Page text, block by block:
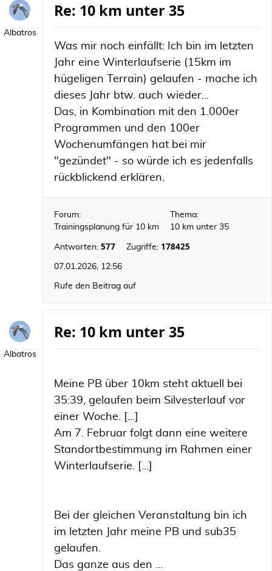
Albatros
Re: 10 km unter 35
Was mir noch einfällt: Ich bin im letzten
Jahr eine Winterlaufserie (15km im
hügeligen Terrain) gelaufen - mache ich
dieses Jahr btw. auch wieder...
Das, in Kombination mit den 1.000er
Programmen und den 100er
Wochenumfängen hat bei mir
"gezündet" - so würde ich es jedenfalls
rückblickend erklären.
Forum:
Trainingsplanung für 10 km
Thema:
10 km unter 35
Antworten: 577 Zugriffe: 178425
07.01.2026, 12:56
Rufe den Beitrag auf
Albatros
Re: 10 km unter 35
Meine PB über 10km steht aktuell bei
35:39, gelaufen beim Silvesterlauf vor
einer Woche. [...]
Am 7. Februar folgt dann eine weitere
Standortbestimmung im Rahmen einer
Winterlaufserie. [...]
Bei der gleichen Veranstaltung bin ich
im letzten Jahr meine PB und sub35
gelaufen.
Das ganze aus den ...